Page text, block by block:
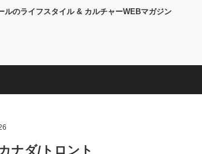
ルのライフスタイル & カルチャーWEBマガジン
ナダ/トロント